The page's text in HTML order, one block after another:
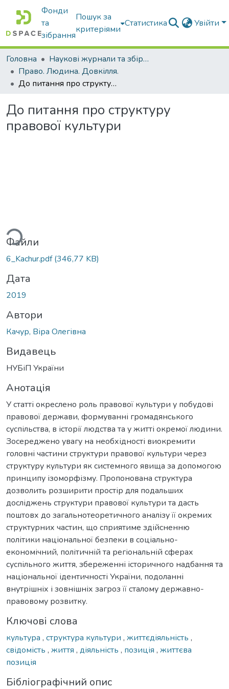
Фонди
та
зібрання
Пошук за
критеріями
Статистика Увійти
Головна
Наукові журнали та збірники видань
Право. Людина. Довкілля.
До питання про структуру правової культури
До питання про структуру
правової культури
Файли
6_Kachur.pdf(346,77 KB)
Дата
2019
Автори
Качур, Віра Олегівна
Видавець
НУБіП України
Анотація
У статті окреслено роль правової культури у побудові
правової держави, формуванні громадянського
суспільства, в історії людства та у житті окремої людини.
Зосереджено увагу на необхідності виокремити
головні частини структури правової культури через
структуру культури як системного явища за допомогою
принципу ізоморфізму. Пропонована структура
дозволить розширити простір для подальших
досліджень структури правової культури та дасть
поштовх до загальнотеоретичного аналізу її окремих
структурних частин, що сприятиме здійсненню
політики національної безпеки в соціально-
економічний, політичній та регіональній сферах
суспільного життя, збереженні історичного надбання та
національної ідентичності України, подоланні
внутрішніх і зовнішніх загроз її сталому державно-
правовому розвитку.
Ключові слова
культура , структура культури , життєдіяльність ,
свідомість , життя , діяльність , позиція , життєва
позиція
Бібліографічний опис